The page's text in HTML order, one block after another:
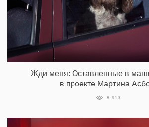
Жди меня: Оставленные в
в проекте Мартина
8 913